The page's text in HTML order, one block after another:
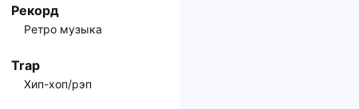
Рекорд
Ретро музыка
Trap
Хип-хоп/рэп